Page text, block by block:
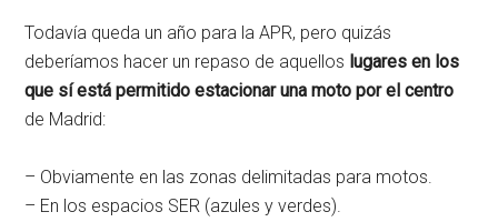
Todavía queda un año para la APR, pero quizás
deberíamos hacer un repaso de aquellos lugares en los
que sí está permitido estacionar una moto por el centro
de Madrid:
– Obviamente en las zonas delimitadas para motos.
– En los espacios SER (azules y verdes).